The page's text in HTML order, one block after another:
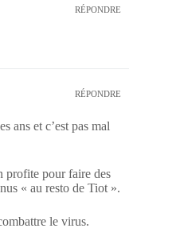
RÉPONDRE
RÉPONDRE
ans et c’est pas mal
profite pour faire des
« au resto de Tiot ».
le virus.